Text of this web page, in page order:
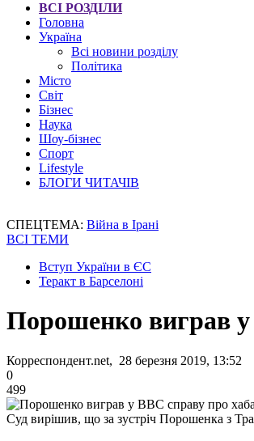
ВСІ РОЗДІЛИ
Головна
Україна
Всі новини розділу
Політика
Місто
Світ
Бізнес
Наука
Шоу-бізнес
Спорт
Lifestyle
БЛОГИ ЧИТАЧІВ
СПЕЦТЕМА: Війна в Ірані
ВСІ ТЕМИ
Вступ України в ЄС
Теракт в Барселоні
Порошенко виграв
Корреспондент.net, 28 березня 2019, 13:52
0
499
Суд вирішив, що за зустріч Порошенка з